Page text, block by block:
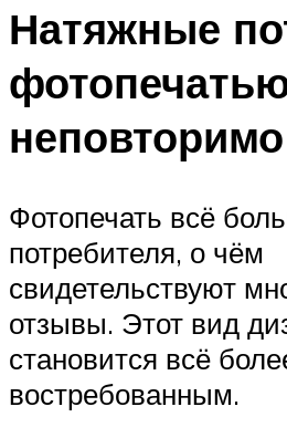
Натяжные
неповторимо
Фотопечать всё
потребителя, о чём
свидетельствуют
отзывы. Этот вид
становится всё
востребованным.